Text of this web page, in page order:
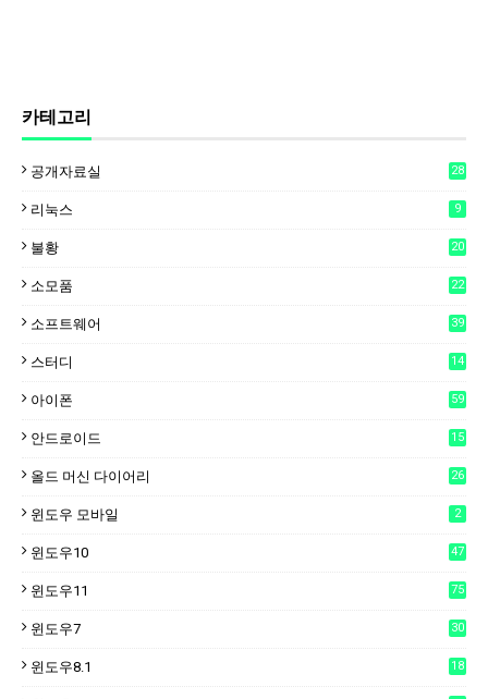
카테고리
공개자료실 28
리눅스 9
불황 20
소모품 22
소프트웨어 39
스터디 14
아이폰 59
안드로이드
15
올드 머신 다이어리 26
윈도우 모바일 2
윈도우10 47
윈도우11 75
윈도우7 30
윈도우8.1 18